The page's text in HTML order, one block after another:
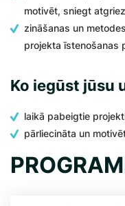
motivēt, sniegt
zināšanas un
projekta īstenošanas
Ko iegūst jūsu
laikā pabeigtie
pārliecināta un